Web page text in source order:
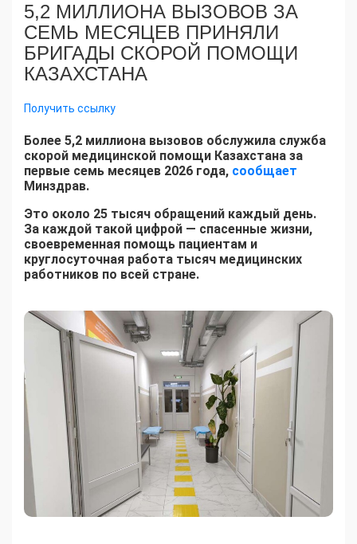
5,2 МИЛЛИОНА ВЫЗОВОВ ЗА
СЕМЬ МЕСЯЦЕВ ПРИНЯЛИ
БРИГАДЫ СКОРОЙ ПОМОЩИ
КАЗАХСТАНА
Получить ссылку
Более 5,2 миллиона вызовов обслужила служба
скорой медицинской помощи Казахстана за
первые семь месяцев 2026 года, сообщает
Минздрав.
Это около 25 тысяч обращений каждый день.
За каждой такой цифрой — спасенные жизни,
своевременная помощь пациентам и
круглосуточная работа тысяч медицинских
работников по всей стране.